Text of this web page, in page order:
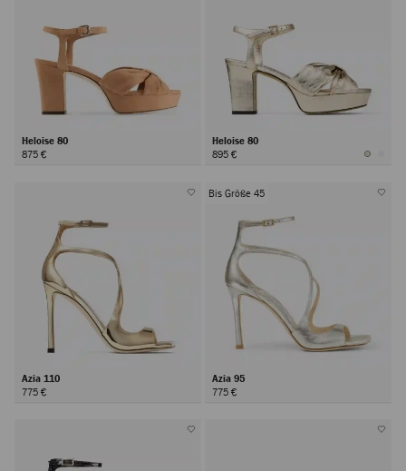
Heloise 80
875 €
Heloise 80
895 €
Azia 110
775 €
Bis Größe 45
Azia 95
775 €